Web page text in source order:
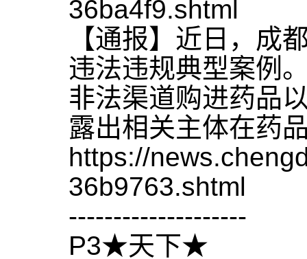
36ba4f9.shtml
【通报】近日，成
违法违规典型案例
非法渠道购进药品
露出相关主体在药
https://
36b9763.shtml
--------------------
P3★天下★